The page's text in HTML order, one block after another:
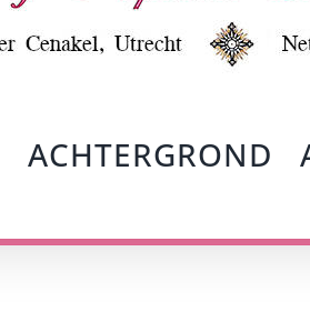
ACHTERGROND